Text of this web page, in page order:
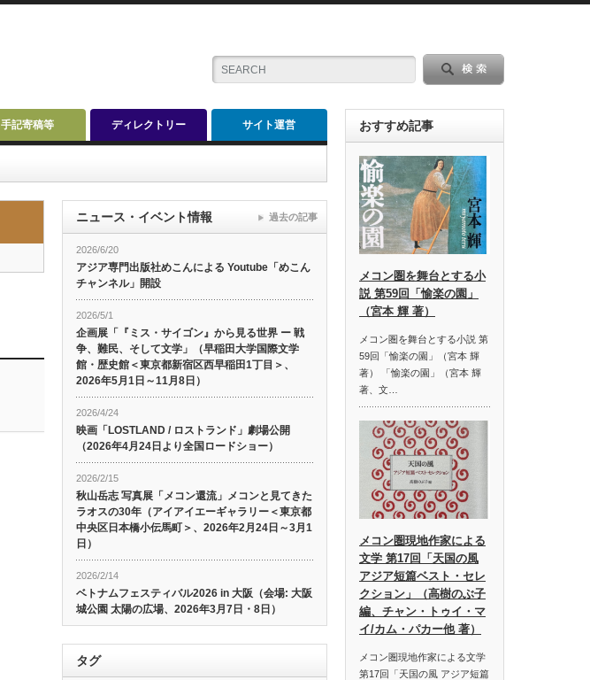
手記寄稿等 ディレクトリー サイト運営
ニュース・イベント情報
2026/6/20
アジア専門出版社めこんによる Youtube「めこん
チャンネル」開設
2026/5/1
企画展「『ミス・サイゴン』から見る世界 ー 戦
争、難民、そして文学」（早稲田大学国際文学
館・歴史館＜東京都新宿区西早稲田1丁目＞、
2026年5月1日～11月8日）
2026/4/24
映画「LOSTLAND / ロストランド」劇場公開
（2026年4月24日より全国ロードショー）
2026/2/15
秋山岳志 写真展「メコン還流」メコンと見てきた
ラオスの30年（アイアイエーギャラリー＜東京都
中央区日本橋小伝馬町＞、2026年2月24日～3月1
日）
2026/2/14
ベトナムフェスティバル2026 in 大阪（会場: 大阪
城公園 太陽の広場、2026年3月7日・8日）
過去の記事
タグ
おすすめ記事
メコン圏を舞台とする小
説 第59回「愉楽の園」
（宮本 輝 著）
メコン圏を舞台とする小説 第
59回「愉楽の園」（宮本 輝
著） 「愉楽の園」（宮本 輝
著、文…
メコン圏現地作家による
文学 第17回「天国の風
アジア短篇ベスト・セレ
クション」（高樹のぶ子
編、チャン・トゥイ・マ
イ/カム・パカー他 著）
メコン圏現地作家による文学
第17回「天国の風 アジア短篇